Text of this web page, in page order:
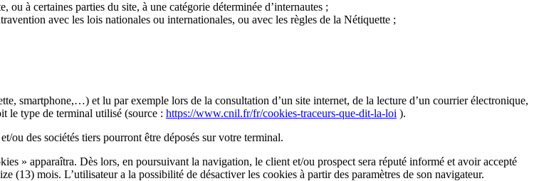
ou à certaines parties du site, à une catégorie déterminée d’internautes ;
avec les lois nationales ou internationales, ou avec les règles de la Nétiquette ;
smartphone,…) et lu par exemple lors de la consultation d’un site internet, de la lecture d’un courrier électronique,
le type de terminal utilisé (source : https://www.cnil.fr/fr/cookies-traceurs-que-dit-la-loi ).
ou des sociétés tiers pourront être déposés sur votre terminal.
» apparaîtra. Dès lors, en poursuivant la navigation, le client et/ou prospect sera réputé informé et avoir accepté
(13) mois. L’utilisateur a la possibilité de désactiver les cookies à partir des paramètres de son navigateur.